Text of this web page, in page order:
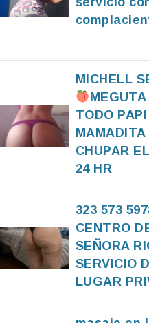
MICHELL
TODO PAPI
MAMADITA
CHUPAR
24 HR
323 573
CENTRO
SEÑORA
SERVICIO
LUGAR